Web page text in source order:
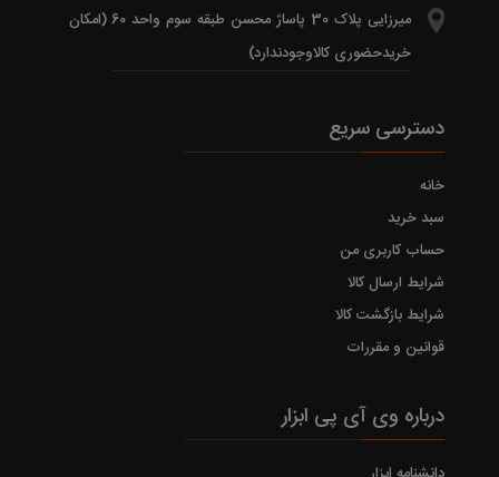
میرزایی پلاک 30 پاساژ محسن طبقه سوم واحد 60 (امکان
خریدحضوری کالاوجودندارد)
دسترسی سریع
خانه
سبد خرید
حساب کاربری من
شرایط ارسال کالا
شرایط بازگشت کالا
قوانین و مقررات
درباره وی آی پی ابزار